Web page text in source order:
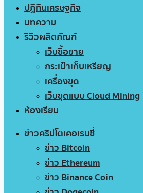
ปฏิทินเศรษฐกิจ
บทความ
รีวิวผลิตภัณฑ์
เว็บซื้อขาย
กระเป๋าเก็บเหรียญ
เครื่องขุด
เว็บขุดแบบ Cloud Mining
ห้องเรียน
ข่าวคริปโตเคอเรนซี่
ข่าว Bitcoin
ข่าว Ethereum
ข่าว Binance Coin